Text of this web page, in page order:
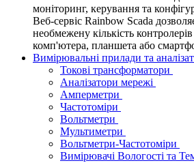
моніторинг, керування та
Веб-сервіс Rainbow Scada
необмежену кількість
комп'ютера, планшета або
Вимірювальні прилади та
Токові трансформатори
Аналізатори мережі
Амперметри
Частотоміри
Вольтметри
Мультиметри
Вольтметри-Частотоміри
Вимірювачі Вологості та